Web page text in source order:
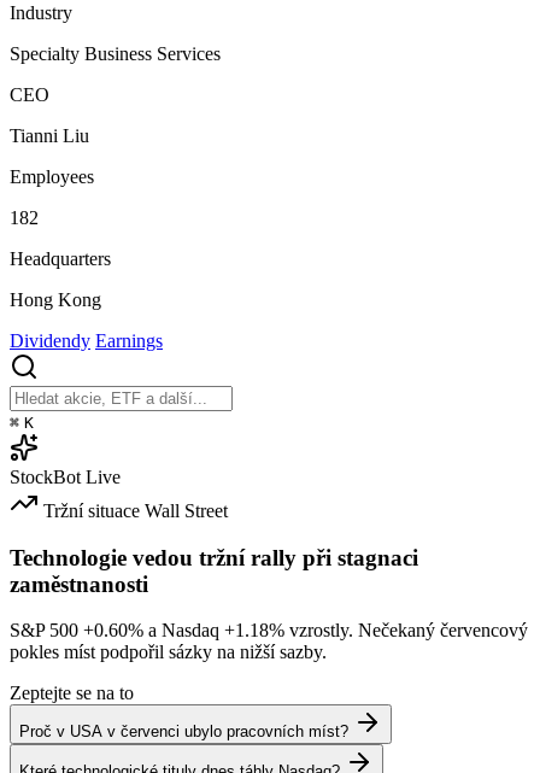
Industry
Specialty Business Services
CEO
Tianni Liu
Employees
182
Headquarters
Hong Kong
Dividendy Earnings
⌘ K
StockBot Live
Tržní situace Wall Street
Technologie vedou tržní rally při stagnaci
zaměstnanosti
S&P 500 +0.60% a Nasdaq +1.18% vzrostly. Nečekaný červencový
pokles míst podpořil sázky na nižší sazby.
Zeptejte se na to
Proč v USA v červenci ubylo pracovních míst?